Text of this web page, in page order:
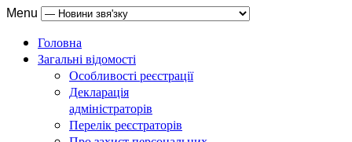
Menu
Головна
Загальні відомості
Особливості реєстрації
Декларація
адміністраторів
Перелік реєстраторів